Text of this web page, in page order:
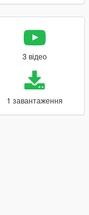
3 відео
1 завантаження